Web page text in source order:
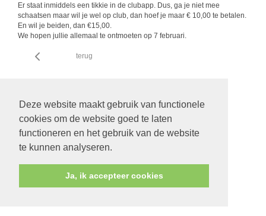
Deze website maakt gebruik van functionele
cookies om de website goed te laten
functioneren en het gebruik van de website
te kunnen analyseren.
Ja, ik accepteer cookies
Er staat inmiddels een tikkie in de clubapp. Dus, ga je niet mee
schaatsen maar wil je wel op club, dan hoef je maar € 10,00 te betalen.
En wil je beiden, dan €15,00.
We hopen jullie allemaal te ontmoeten op 7 februari.
terug